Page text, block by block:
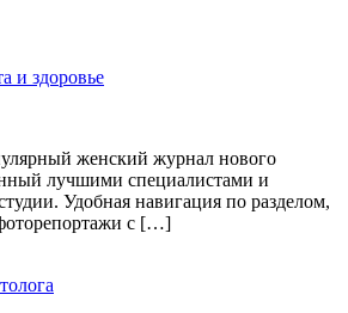
и здоровье
женский журнал нового
лучшими специалистами и
Удобная навигация по разделом,
с […]